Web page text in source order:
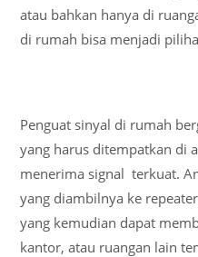
atau bahkan hanya di
di rumah bisa menjadi
Penguat sinyal di rumah
yang harus ditempatkan di
menerima signal terkuat.
yang diambilnya ke
yang kemudian dapat
kantor, atau ruangan lain